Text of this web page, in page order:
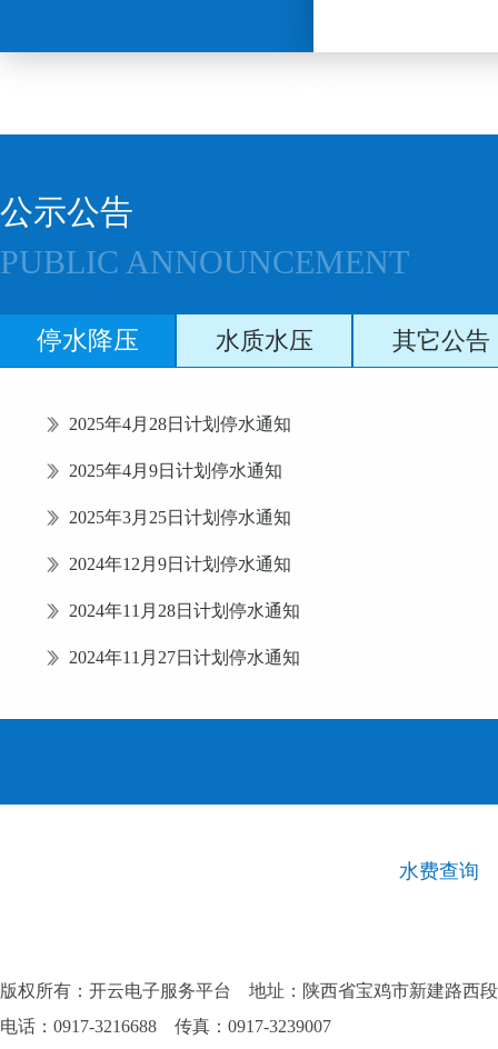
公示公告
PUBLIC ANNOUNCEMENT
停水降压 水质水压 其它公告
2025年4月28日计划停水通知
2025年4月9日计划停水通知
2025年3月25日计划停水通知
2024年12月9日计划停水通知
2024年11月28日计划停水通知
2024年11月27日计划停水通知
水费查询
版权所有：开云电子服务平台 地址：陕西省宝鸡市新建路西
电话：0917-3216688 传真：0917-3239007